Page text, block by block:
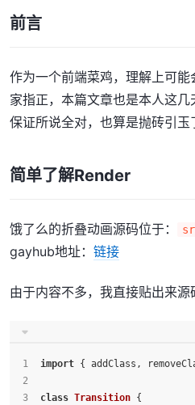
前言
作为一个前端菜鸡，理解上可
家指正，本篇文章也是本人这
保证所说全对，也算是抛砖引玉
简单了解Render
饿了么的折叠动画源码位于：
gayhub地址： 链接
由于内容不多，我直接贴出来源
import { addClass,
class Transition {